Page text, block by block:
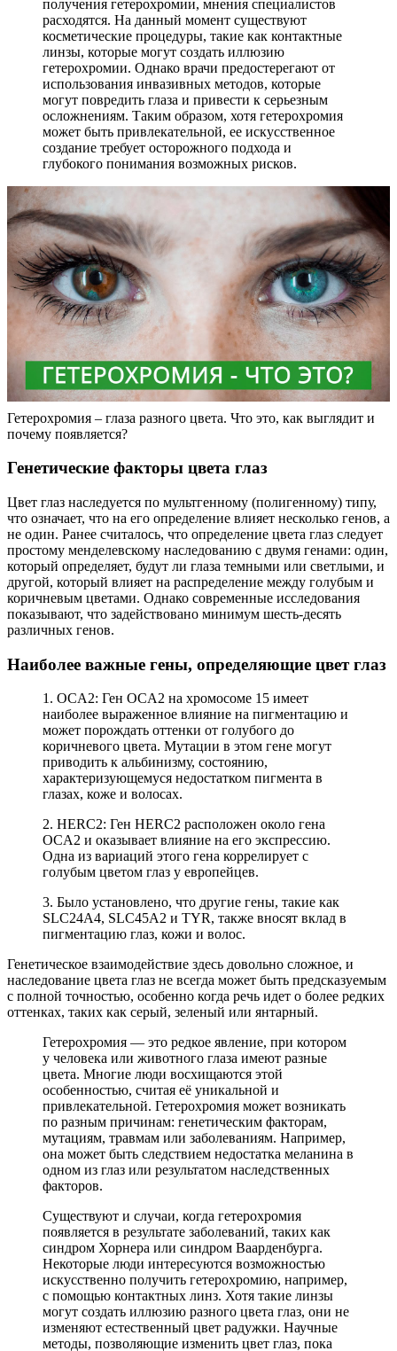
получения гетерохромии, мнения специалистов
расходятся. На данный момент существуют
косметические процедуры, такие как контактные
линзы, которые могут создать иллюзию
гетерохромии. Однако врачи предостерегают от
использования инвазивных методов, которые
могут повредить глаза и привести к серьезным
осложнениям. Таким образом, хотя гетерохромия
может быть привлекательной, ее искусственное
создание требует осторожного подхода и
глубокого понимания возможных рисков.
Гетерохромия – глаза разного цвета. Что это, как выглядит и
почему появляется?
Генетические факторы цвета глаз
Цвет глаз наследуется по мультгенному (полигенному) типу,
что означает, что на его определение влияет несколько генов, а
не один. Ранее считалось, что определение цвета глаз следует
простому менделевскому наследованию с двумя генами: один,
который определяет, будут ли глаза темными или светлыми, и
другой, который влияет на распределение между голубым и
коричневым цветами. Однако современные исследования
показывают, что задействовано минимум шесть-десять
различных генов.
Наиболее важные гены, определяющие цвет глаз
1. OCA2: Ген OCA2 на хромосоме 15 имеет
наиболее выраженное влияние на пигментацию и
может порождать оттенки от голубого до
коричневого цвета. Мутации в этом гене могут
приводить к альбинизму, состоянию,
характеризующемуся недостатком пигмента в
глазах, коже и волосах.
2. HERC2: Ген HERC2 расположен около гена
OCA2 и оказывает влияние на его экспрессию.
Одна из вариаций этого гена коррелирует с
голубым цветом глаз у европейцев.
3. Было установлено, что другие гены, такие как
SLC24A4, SLC45A2 и TYR, также вносят вклад в
пигментацию глаз, кожи и волос.
Генетическое взаимодействие здесь довольно сложное, и
наследование цвета глаз не всегда может быть предсказуемым
с полной точностью, особенно когда речь идет о более редких
оттенках, таких как серый, зеленый или янтарный.
Гетерохромия — это редкое явление, при котором
у человека или животного глаза имеют разные
цвета. Многие люди восхищаются этой
особенностью, считая её уникальной и
привлекательной. Гетерохромия может возникать
по разным причинам: генетическим факторам,
мутациям, травмам или заболеваниям. Например,
она может быть следствием недостатка меланина в
одном из глаз или результатом наследственных
факторов.
Существуют и случаи, когда гетерохромия
появляется в результате заболеваний, таких как
синдром Хорнера или синдром Ваарденбурга.
Некоторые люди интересуются возможностью
искусственно получить гетерохромию, например,
с помощью контактных линз. Хотя такие линзы
могут создать иллюзию разного цвета глаз, они не
изменяют естественный цвет радужки. Научные
методы, позволяющие изменить цвет глаз, пока